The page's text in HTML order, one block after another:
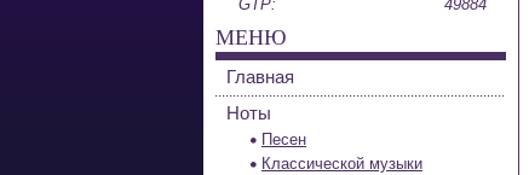
GTP:
49884
МЕНЮ
Главная
Ноты
Песен
Классической музыки